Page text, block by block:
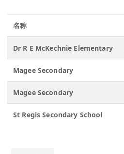
名称
Dr R E McKechnie Elementary
Magee Secondary
Magee Secondary
St Regis Secondary School